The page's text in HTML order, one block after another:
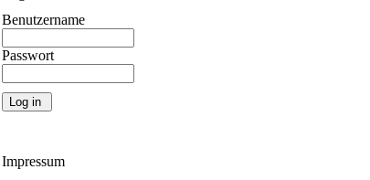
Benutzername
Passwort
Impressum